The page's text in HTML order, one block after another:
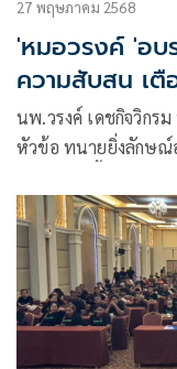
27 พฤษภาคม 2568
'หมอวรงค์ 'อบ
ความสับสน เตื
นพ.วรงค์ เดชกิจวิกร
หัวข้อ ทนายยิ่งลักษณ์